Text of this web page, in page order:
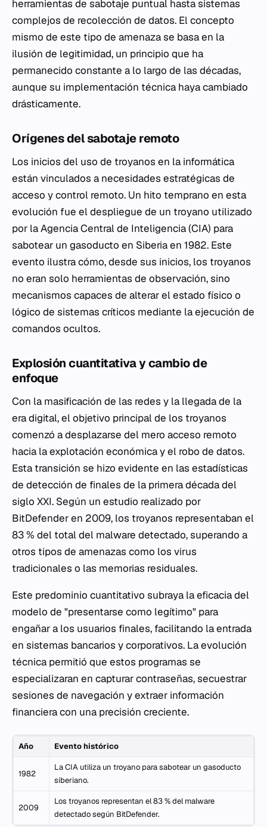
herramientas de sabotaje puntual hasta sistemas
complejos de recolección de datos. El concepto
mismo de este tipo de amenaza se basa en la
ilusión de legitimidad, un principio que ha
permanecido constante a lo largo de las décadas,
aunque su implementación técnica haya cambiado
drásticamente.
Orígenes del sabotaje remoto
Los inicios del uso de troyanos en la informática
están vinculados a necesidades estratégicas de
acceso y control remoto. Un hito temprano en esta
evolución fue el despliegue de un troyano utilizado
por la Agencia Central de Inteligencia (CIA) para
sabotear un gasoducto en Siberia en 1982. Este
evento ilustra cómo, desde sus inicios, los troyanos
no eran solo herramientas de observación, sino
mecanismos capaces de alterar el estado físico o
lógico de sistemas críticos mediante la ejecución de
comandos ocultos.
Explosión cuantitativa y cambio de
enfoque
Con la masificación de las redes y la llegada de la
era digital, el objetivo principal de los troyanos
comenzó a desplazarse del mero acceso remoto
hacia la explotación económica y el robo de datos.
Esta transición se hizo evidente en las estadísticas
de detección de finales de la primera década del
siglo XXI. Según un estudio realizado por
BitDefender en 2009, los troyanos representaban el
83 % del total del malware detectado, superando a
otros tipos de amenazas como los virus
tradicionales o las memorias residuales.
Este predominio cuantitativo subraya la eficacia del
modelo de "presentarse como legítimo" para
engañar a los usuarios finales, facilitando la entrada
en sistemas bancarios y corporativos. La evolución
técnica permitió que estos programas se
especializaran en capturar contraseñas, secuestrar
sesiones de navegación y extraer información
financiera con una precisión creciente.
Año Evento histórico
1982
La CIA utiliza un troyano para sabotear un gasoducto
siberiano.
2009
Los troyanos representan el 83 % del malware
detectado según BitDefender.